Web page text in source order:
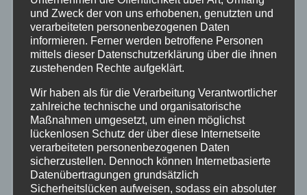
Feuerwehr
Hilfsorganisationen
Mayen-Koblenz
Neuwied
Polizei
und Zweck der von uns erhobenen, genutzten und
verarbeiteten personenbezogenen Daten
informieren. Ferner werden betroffene Personen
mittels dieser Datenschutzerklärung über die ihnen
zustehenden Rechte aufgeklärt.
Wir haben als für die Verarbeitung Verantwortlicher
zahlreiche technische und organisatorische
Maßnahmen umgesetzt, um einen möglichst
lückenlosen Schutz der über diese Internetseite
verarbeiteten personenbezogenen Daten
sicherzustellen. Dennoch können Internetbasierte
Datenübertragungen grundsätzlich
Sicherheitslücken aufweisen, sodass ein absoluter